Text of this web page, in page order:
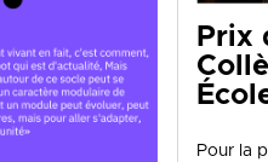
Prix
Pour la